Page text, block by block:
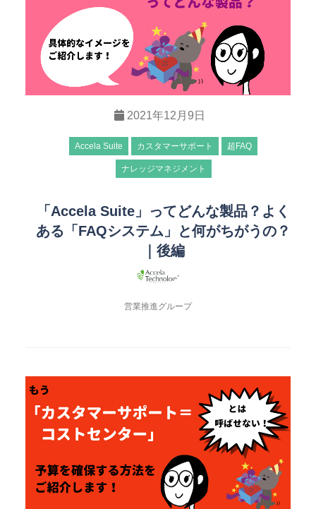
2021年12月9日
Accela Suite カスタマーサポート 超FAQ
ナレッジマネジメント
「Accela Suite」ってどんな製品？よく
ある「FAQシステム」と何がちがうの？
｜後編
営業推進グループ